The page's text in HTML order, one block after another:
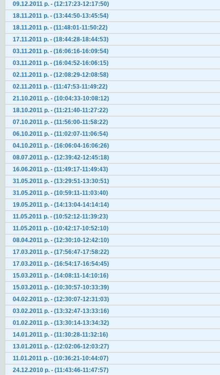
09.12.2011 р. - (12:17:23-12:17:50)
18.11.2011 р. - (13:44:50-13:45:54)
18.11.2011 р. - (11:48:01-11:50:22)
17.11.2011 р. - (18:44:28-18:44:53)
03.11.2011 р. - (16:06:16-16:09:54)
03.11.2011 р. - (16:04:52-16:06:15)
02.11.2011 р. - (12:08:29-12:08:58)
02.11.2011 р. - (11:47:53-11:49:22)
21.10.2011 р. - (10:04:33-10:08:12)
18.10.2011 р. - (11:21:40-11:27:22)
07.10.2011 р. - (11:56:00-11:58:22)
06.10.2011 р. - (11:02:07-11:06:54)
04.10.2011 р. - (16:06:04-16:06:26)
08.07.2011 р. - (12:39:42-12:45:18)
16.06.2011 р. - (11:49:17-11:49:43)
31.05.2011 р. - (13:29:51-13:30:51)
31.05.2011 р. - (10:59:11-11:03:40)
19.05.2011 р. - (14:13:04-14:14:14)
11.05.2011 р. - (10:52:12-11:39:23)
11.05.2011 р. - (10:42:17-10:52:10)
08.04.2011 р. - (12:30:10-12:42:10)
17.03.2011 р. - (17:56:47-17:58:22)
17.03.2011 р. - (16:54:17-16:54:45)
15.03.2011 р. - (14:08:11-14:10:16)
15.03.2011 р. - (10:30:57-10:33:39)
04.02.2011 р. - (12:30:07-12:31:03)
03.02.2011 р. - (13:32:47-13:33:16)
01.02.2011 р. - (13:30:14-13:34:32)
14.01.2011 р. - (11:30:28-11:32:16)
13.01.2011 р. - (12:02:06-12:03:27)
11.01.2011 р. - (10:36:21-10:44:07)
24.12.2010 р. - (11:43:46-11:47:57)